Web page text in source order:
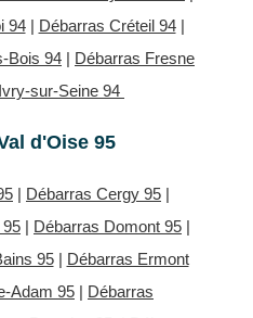
94| Débarras Créteil 94|
Bois 94 | Débarras Fresne
sur-Seine 94
d'Oise 95
| Débarras Cergy 95 |
| Débarras Domont 95 |
95| Débarras Ermont
Adam 95 | Débarras